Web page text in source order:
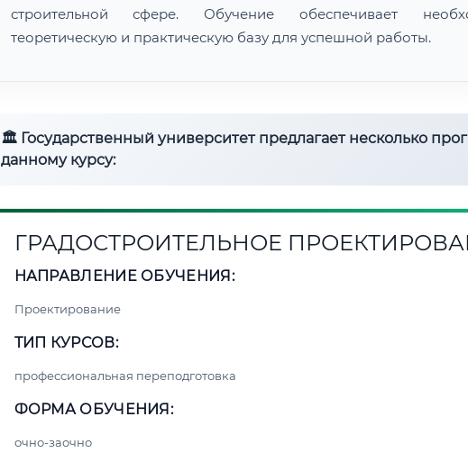
строительной сфере. Обучение обеспечивает
теоретическую и практическую базу для успешной работы.
🏛 Государственный университет предлагает несколько
данному курсу:
ГРАДОСТРОИТЕЛЬНОЕ
НАПРАВЛЕНИЕ ОБУЧЕНИЯ:
Проектирование
ТИП КУРСОВ:
профессиональная переподготовка
ФОРМА ОБУЧЕНИЯ:
очно-заочно